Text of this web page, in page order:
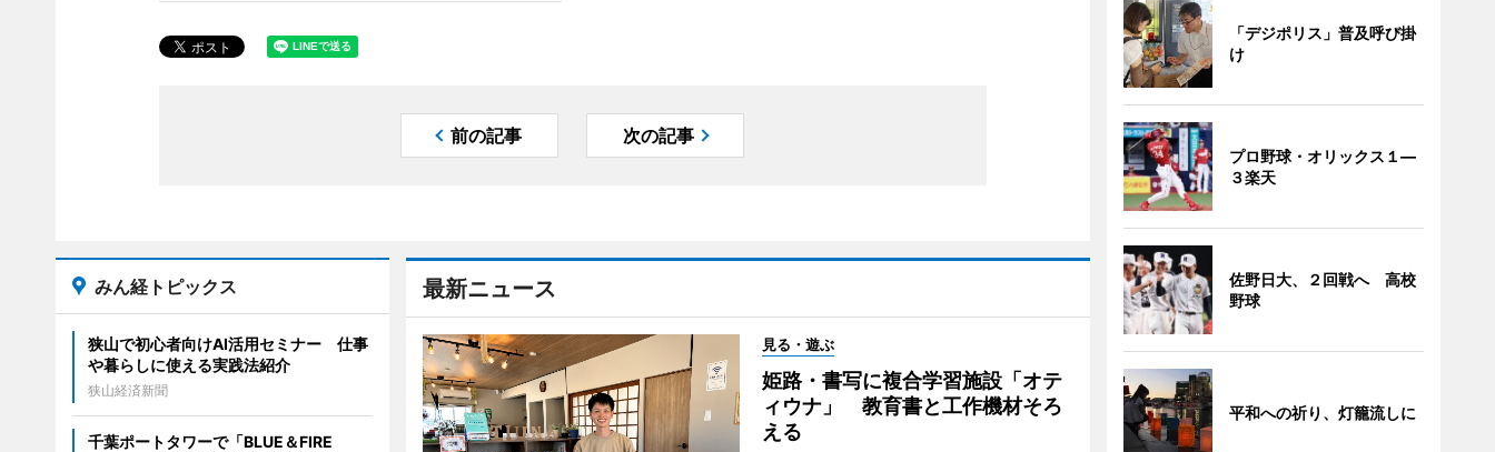
前の記事 次の記事
最新ニュース
見る・遊ぶ
姫路・書写に複合学習施設「オテ
ィウナ」 教育書と工作機材そろ
える
みん経トピックス
狭山で初心者向けAI活用セミナー 仕事
や暮らしに使える実践法紹介
狭山経済新聞
千葉ポートタワーで「BLUE＆FIRE
「デジポリス」普及呼び掛
け
プロ野球・オリックス１―
３楽天
佐野日大、２回戦へ 高校
野球
平和への祈り、灯籠流しに